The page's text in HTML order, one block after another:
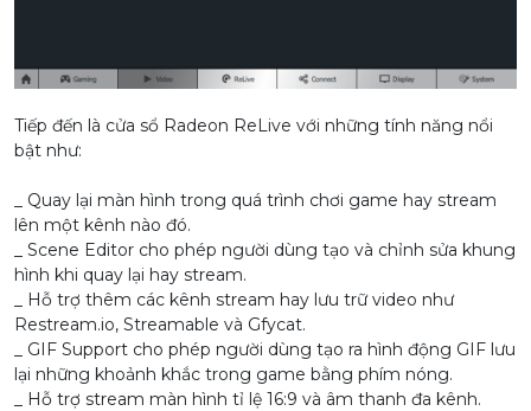
Tiếp đến là cửa sổ Radeon ReLive với những tính năng nổi
bật như:
_ Quay lại màn hình trong quá trình chơi game hay stream
lên một kênh nào đó.
_ Scene Editor cho phép người dùng tạo và chỉnh sửa khung
hình khi quay lại hay stream.
_ Hỗ trợ thêm các kênh stream hay lưu trữ video như
Restream.io, Streamable và Gfycat.
_ GIF Support cho phép người dùng tạo ra hình động GIF lưu
lại những khoảnh khắc trong game bằng phím nóng.
_ Hỗ trợ stream màn hình tỉ lệ 16:9 và âm thanh đa kênh.